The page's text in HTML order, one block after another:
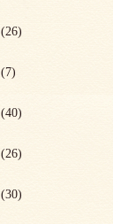
(26)
(7)
(40)
(26)
(30)